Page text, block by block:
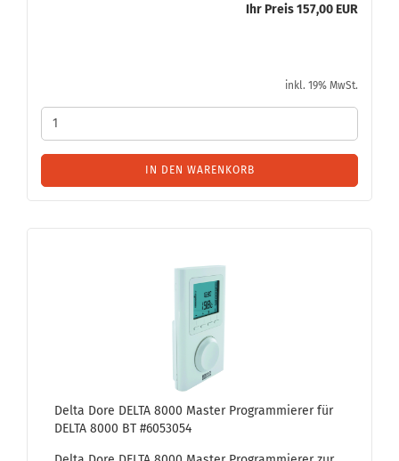
Ihr Preis 157,00 EUR
inkl. 19% MwSt.
IN DEN WARENKORB
Delta Dore DELTA 8000 Mas­ter Pro­gram­mie­rer für
DELTA 8000 BT #6053054